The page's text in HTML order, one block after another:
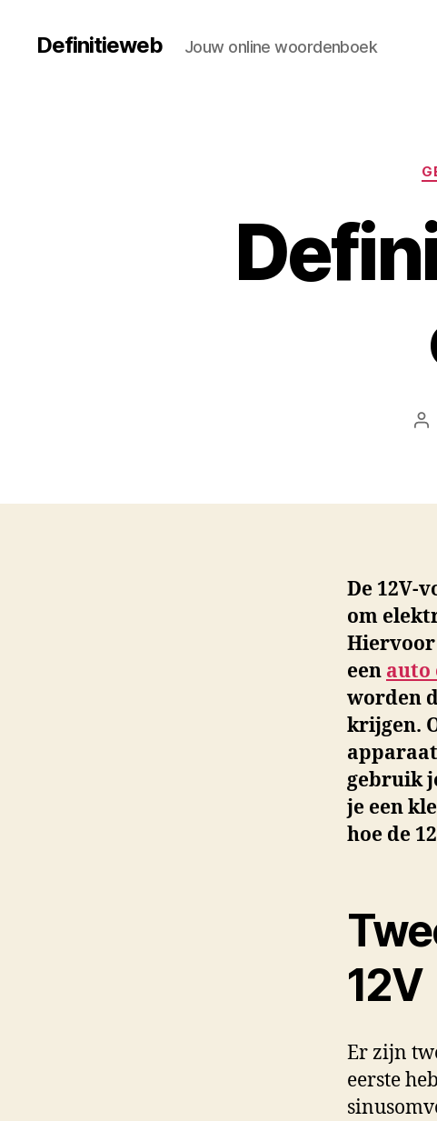
Definitieweb Jouw online woordenboek
De 12V-
om
Hiervoor
een auto
worden
krijgen.
apparaat
gebruik
je een
hoe de
12V
Er zijn
eerste